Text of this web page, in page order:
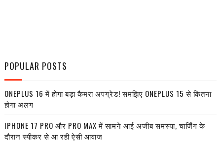
POPULAR POSTS
ONEPLUS 16 में होगा बड़ा कैमरा अपग्रेड! समझिए ONEPLUS 15 से कितना
होगा अलग
IPHONE 17 PRO और PRO MAX में सामने आई अजीब समस्या, चार्जिंग के
दौरान स्पीकर से आ रही ऐसी आवाज